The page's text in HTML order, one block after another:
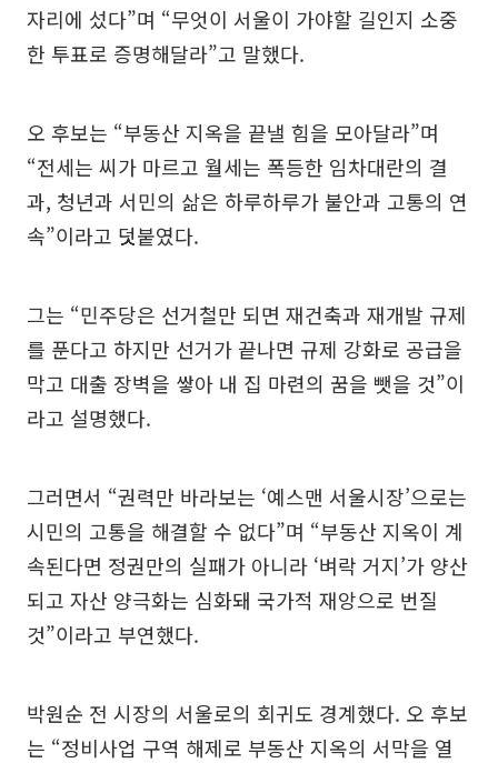
자리에 섰다”며 “무엇이 서울이 가야할 길인지 소중
한 투표로 증명해달라”고 말했다.
오 후보는 “부동산 지옥을 끝낼 힘을 모아달라”며
“전세는 씨가 마르고 월세는 폭등한 임차대란의 결
과, 청년과 서민의 삶은 하루하루가 불안과 고통의 연
속”이라고 덧붙였다.
그는 “민주당은 선거철만 되면 재건축과 재개발 규제
를 푼다고 하지만 선거가 끝나면 규제 강화로 공급을
막고 대출 장벽을 쌓아 내 집 마련의 꿈을 뺏을 것”이
라고 설명했다.
그러면서 “권력만 바라보는 ‘예스맨 서울시장’으로는
시민의 고통을 해결할 수 없다”며 “부동산 지옥이 계
속된다면 정권만의 실패가 아니라 ‘벼락 거지’가 양산
되고 자산 양극화는 심화돼 국가적 재앙으로 번질
것”이라고 부연했다.
박원순 전 시장의 서울로의 회귀도 경계했다. 오 후보
는 “정비사업 구역 해제로 부동산 지옥의 서막을 열